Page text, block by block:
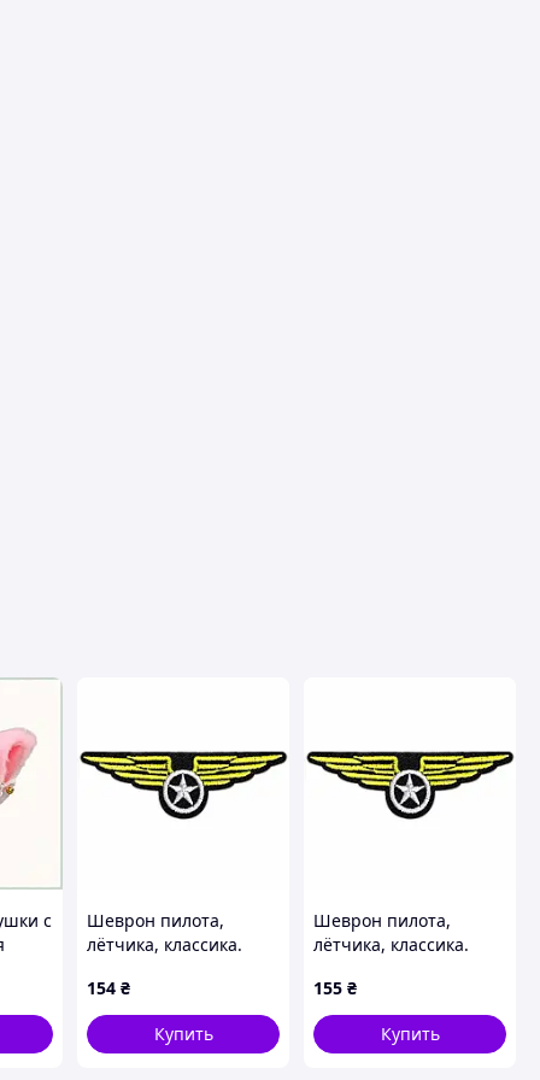
с
Шеврон пилота,
лётчика, классика.
Термонаклейка на
одежду
154 ₴
Купить
Шеврон пилота,
лётчика, классика.
Термонаклейка на
одежду
155 ₴
Купить